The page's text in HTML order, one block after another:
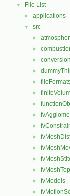
▼ File List
► applications
▼ src
►
►
► conversion
►
►
►
►
►
►
►
►
►
►
► fvModels
►